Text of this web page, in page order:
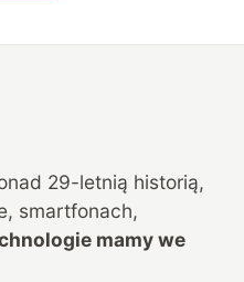
29-letnią historią,
smartfonach,
mamy we